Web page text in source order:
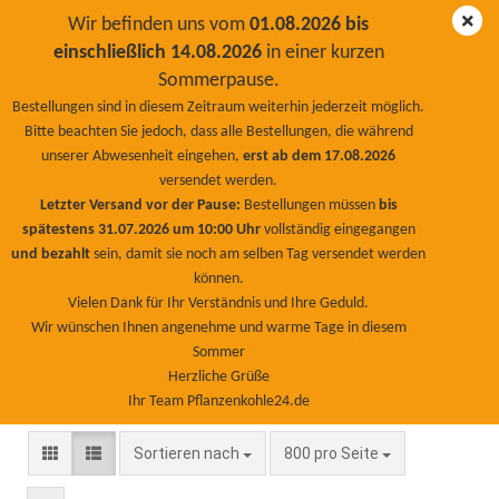
Wir befinden uns vom 01.08.2026 bis
einschließlich 14.08.2026in einer kurzen
Sommerpause.
Bestellungen sind in diesem Zeitraum weiterhin jederzeit möglich.
Bitte beachten Sie jedoch, dass alle Bestellungen, die während
unserer Abwesenheit eingehen, erst ab dem 17.08.2026
versendet werden.
Letzter Versand vor der Pause: Bestellungen müssen bis
spätestens 31.07.2026 um 10:00 Uhrvollständig eingegangen
und bezahlt sein, damit sie noch am selben Tag versendet werden
können.
Vielen Dank für Ihr Verständnis und Ihre Geduld.
Wir wünschen Ihnen angenehme und warme Tage in diesem
Sommer
Herzliche Grüße
Ihr Team Pflanzenkohle24.de
Geflügel
Futterkohle, Staubbäder, Kieselgur für Geflügel –
natürliche Pflanzenkohle zur Ertragssteigerung
Gesundes Geflügel ist und bleibt Ihre wichtigste Grundlage
für eine erfolgreiche Geflügelhaltung. Egal ob Küken,
Junghenne oder ausgewachsener Puter – Futterkohle für
Geflügel setzt genau dort an, wo die meisten Krankheiten
beginnen: nämlich im Darm des Tieres.
Sortieren nach
Sortieren nach 800 pro Seite
pro Seite